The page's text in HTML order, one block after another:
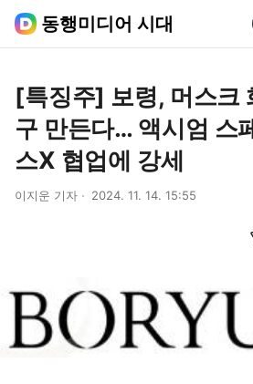
동행미디어 시대
[특징주] 보령, 머스크
구 만든다… 액시엄 스
스X 협업에 강세
이지운 기자 2024. 11. 14. 15:55